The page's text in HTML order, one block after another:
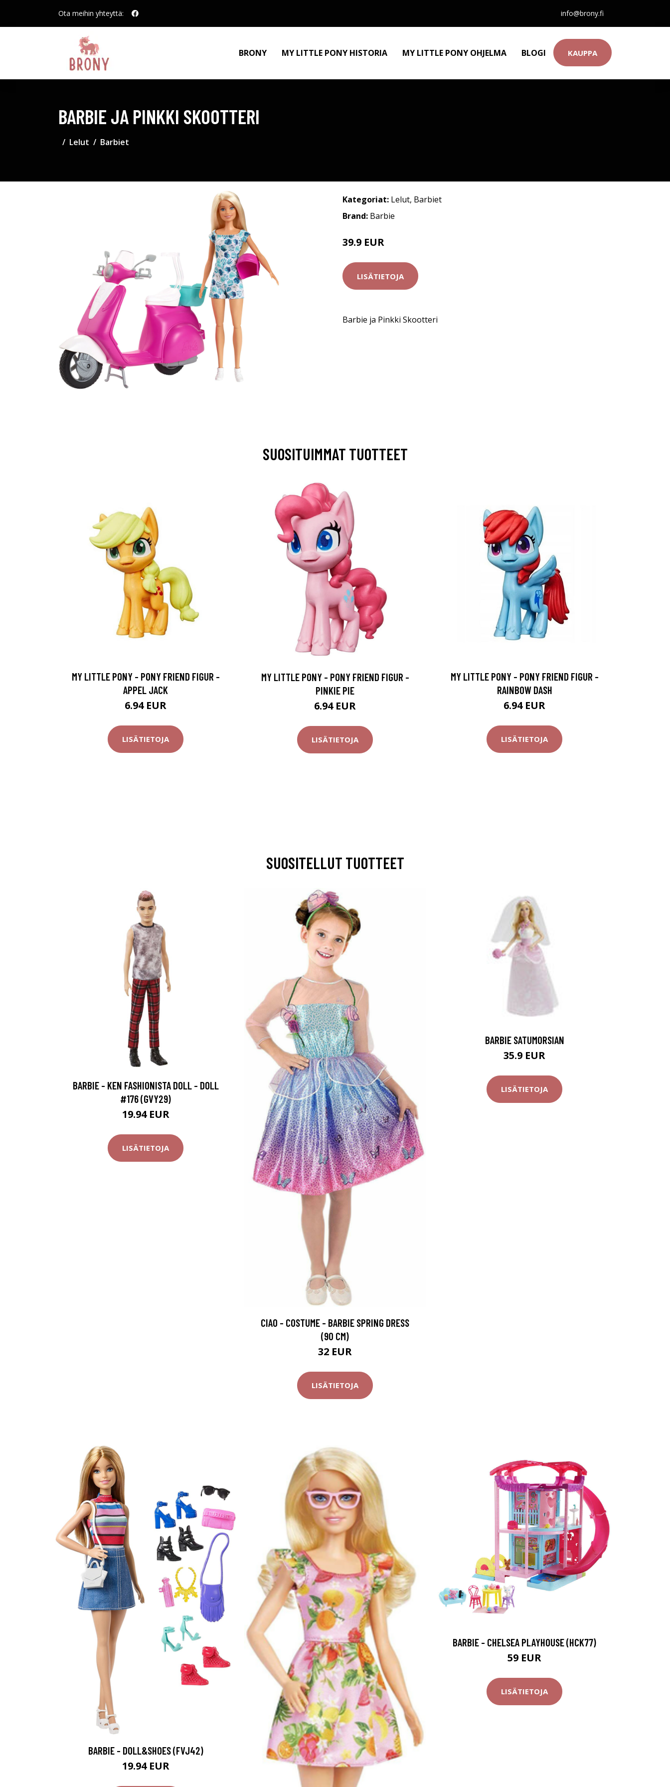
Ota meihin yhteyttä: info@brony.fi
BRONY MY LITTLE PONY HISTORIA MY LITTLE PONY OHJELMA BLOGI KAUPPA
BARBIE JA PINKKI SKOOTTERI
Lelut Barbiet
Kategoriat: Lelut, Barbiet
Brand: Barbie
39.9 EUR
LISÄTIETOJA
Barbie ja Pinkki Skootteri
SUOSITUIMMAT TUOTTEET
MY LITTLE PONY - PONY FRIEND FIGUR -
APPEL JACK
6.94 EUR
LISÄTIETOJA
MY LITTLE PONY - PONY FRIEND FIGUR -
PINKIE PIE
6.94 EUR
LISÄTIETOJA
MY LITTLE PONY - PONY FRIEND FIGUR -
RAINBOW DASH
6.94 EUR
LISÄTIETOJA
SUOSITELLUT TUOTTEET
BARBIE - KEN FASHIONISTA DOLL - DOLL
#176 (GVY29)
19.94 EUR
LISÄTIETOJA
CIAO - COSTUME - BARBIE SPRING DRESS
(90 CM)
32 EUR
LISÄTIETOJA
BARBIE SATUMORSIAN
35.9 EUR
LISÄTIETOJA
BARBIE - DOLL&SHOES (FVJ42)
19.94 EUR
BARBIE - CHELSEA PLAYHOUSE (HCK77)
59 EUR
LISÄTIETOJA